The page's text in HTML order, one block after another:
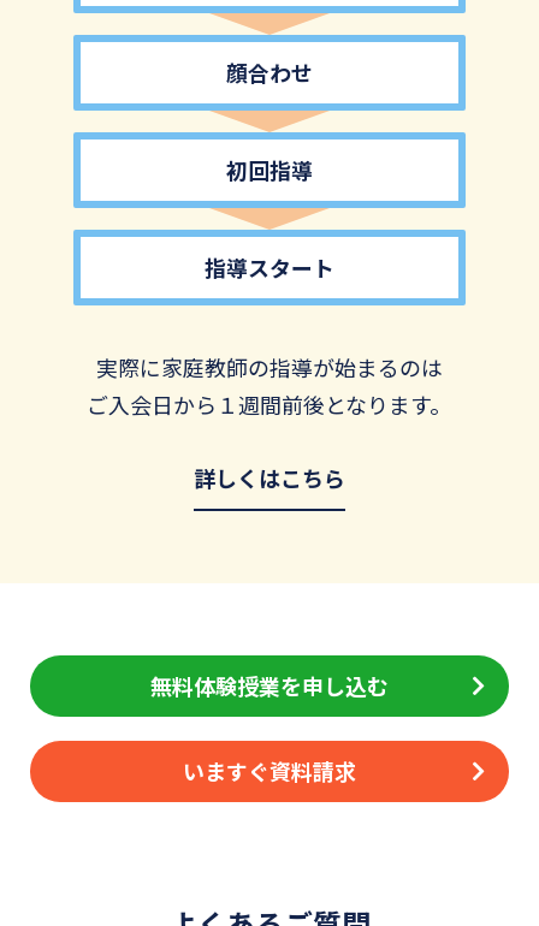
顔合わせ
初回指導
指導スタート
実際に家庭教師の指導が始まるのは
ご入会日から１週間前後となります。
詳しくはこちら
無料体験授業を申し込む
いますぐ資料請求